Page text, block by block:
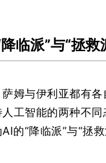
临派”与“拯救
姆与伊利亚都有各
工智能的两种不同
的“降临派”与“拯救